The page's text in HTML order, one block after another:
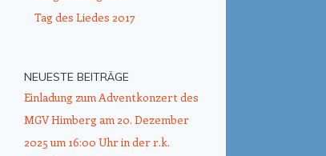
Tag des Liedes 2017
NEUESTE BEITRÄGE
Einladung zum Adventkonzert des
MGV Himberg am 20. Dezember
2025 um 16:00 Uhr in der r.k.